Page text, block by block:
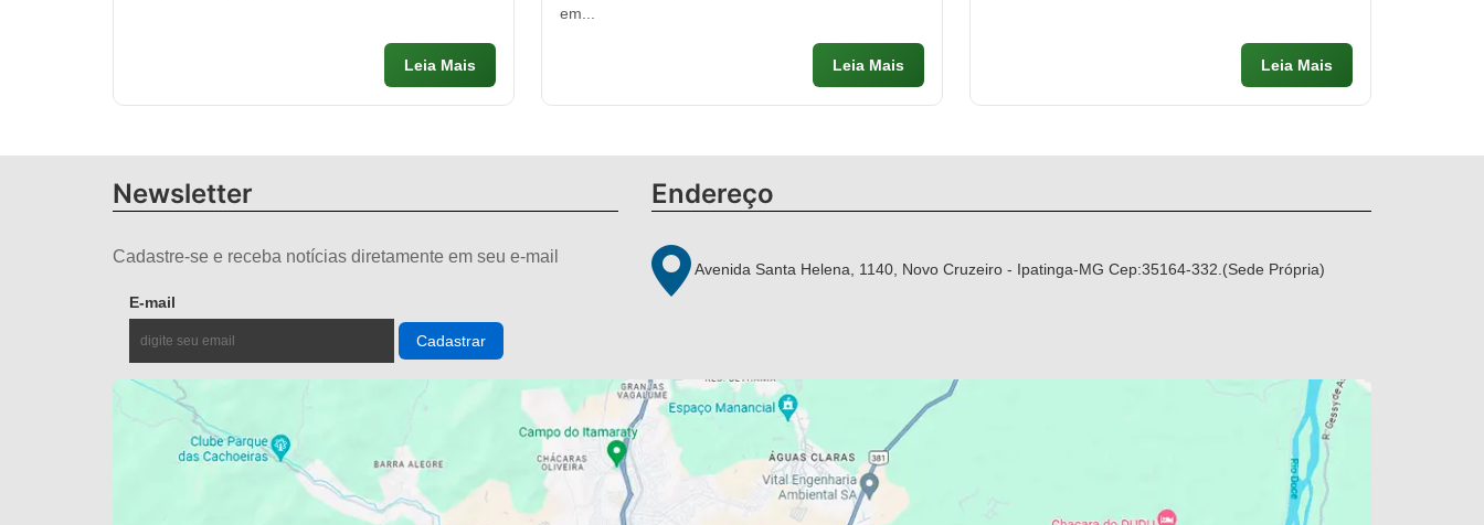
Leia Mais
em...
Leia Mais Leia Mais
Newsletter
Cadastre-se e receba notícias diretamente em seu e-mail
E-mail
Endereço
Avenida Santa Helena, 1140, Novo Cruzeiro - Ipatinga-MG Cep:35164-332.(Sede Própria)